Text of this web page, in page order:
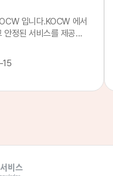
입니다.KOCW 에서
안정된 서비스를 제공하
점검 작업 일시 : 7월 21
7월 22일(수) 08:00이
지될 수 있으니, 이 점 양